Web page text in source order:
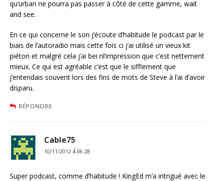
qu’urban ne pourra pas passer à côté de cette gamme, wait
and see.
En ce qui concerne le son j’écoute d’habitude le podcast par le
biais de l’autoradio mais cette fois ci j’ai utilisé un vieux kit
piéton et malgré cela j’ai bei nl’impression que c’est nettement
mieux. Ce qui est agréable c’est que le sifflement que
j’entendais souvent lors des fins de mots de Steve à l’ai d’avoir
disparu.
RÉPONDRE
Cable75
10/11/2012 Á 06:28
Super podcast, comme d’habitude ! KingEd m’a intrigué avec le